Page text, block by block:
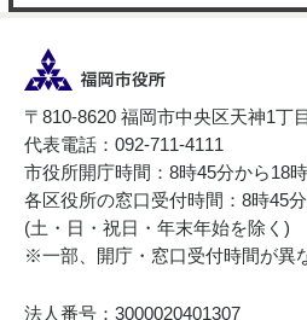
〒810-8620 福岡市中央区天神1丁
代表電話：092-711-4111
市役所開庁時間：8時45分から18
各区役所の窓口受付時間：8時45
(土・日・祝日・年末年始を除く)
※一部、開庁・窓口受付時間が異
法人番号：3000020401307